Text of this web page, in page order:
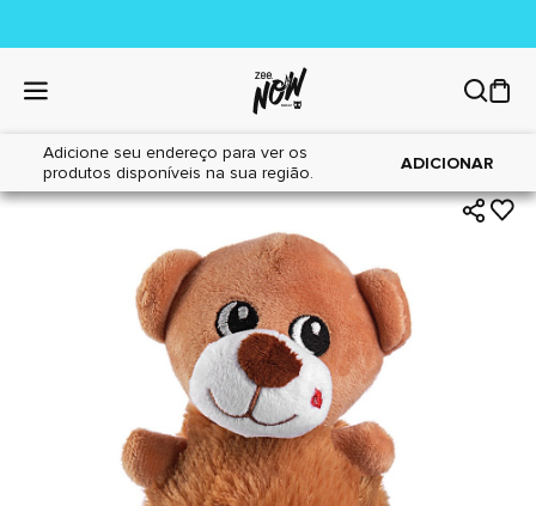
Adicione seu endereço para ver os
produtos disponíveis na sua região.
ADICIONAR
Home|Cães|Brinquedos